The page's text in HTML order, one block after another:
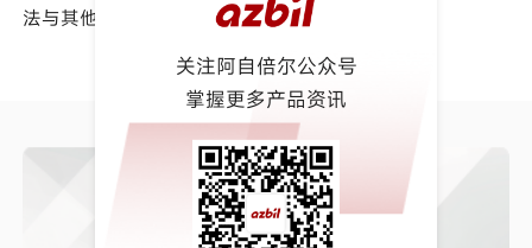
法与其他组合使用。
关注阿自倍尔公众号
掌握更多产品资讯